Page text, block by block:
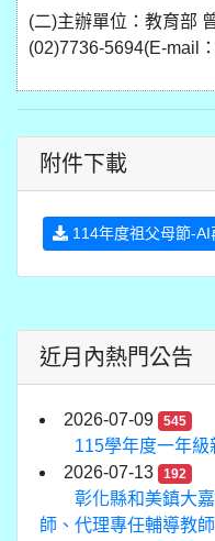
(二)主辦單位：教育部
(02)7736-5694(E-mail
附件下載
114年度祖父母節-
近月內熱門公告
2026-07-09 545
115學年度一年
2026-07-13
192
彰化縣和美鎮大
師、代理專任輔導教